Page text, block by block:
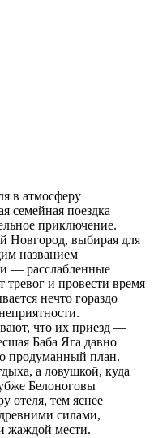
в атмосферу
семейная поездка
приключение.
Новгород, выбирая для
названием
— расслабленные
тревог и провести время
нечто гораздо
что их приезд —
Баба Яга давно
продуманный план.
а ловушкой, куда
Белоноговы
отеля, тем яснее
силами,
жаждой мести.